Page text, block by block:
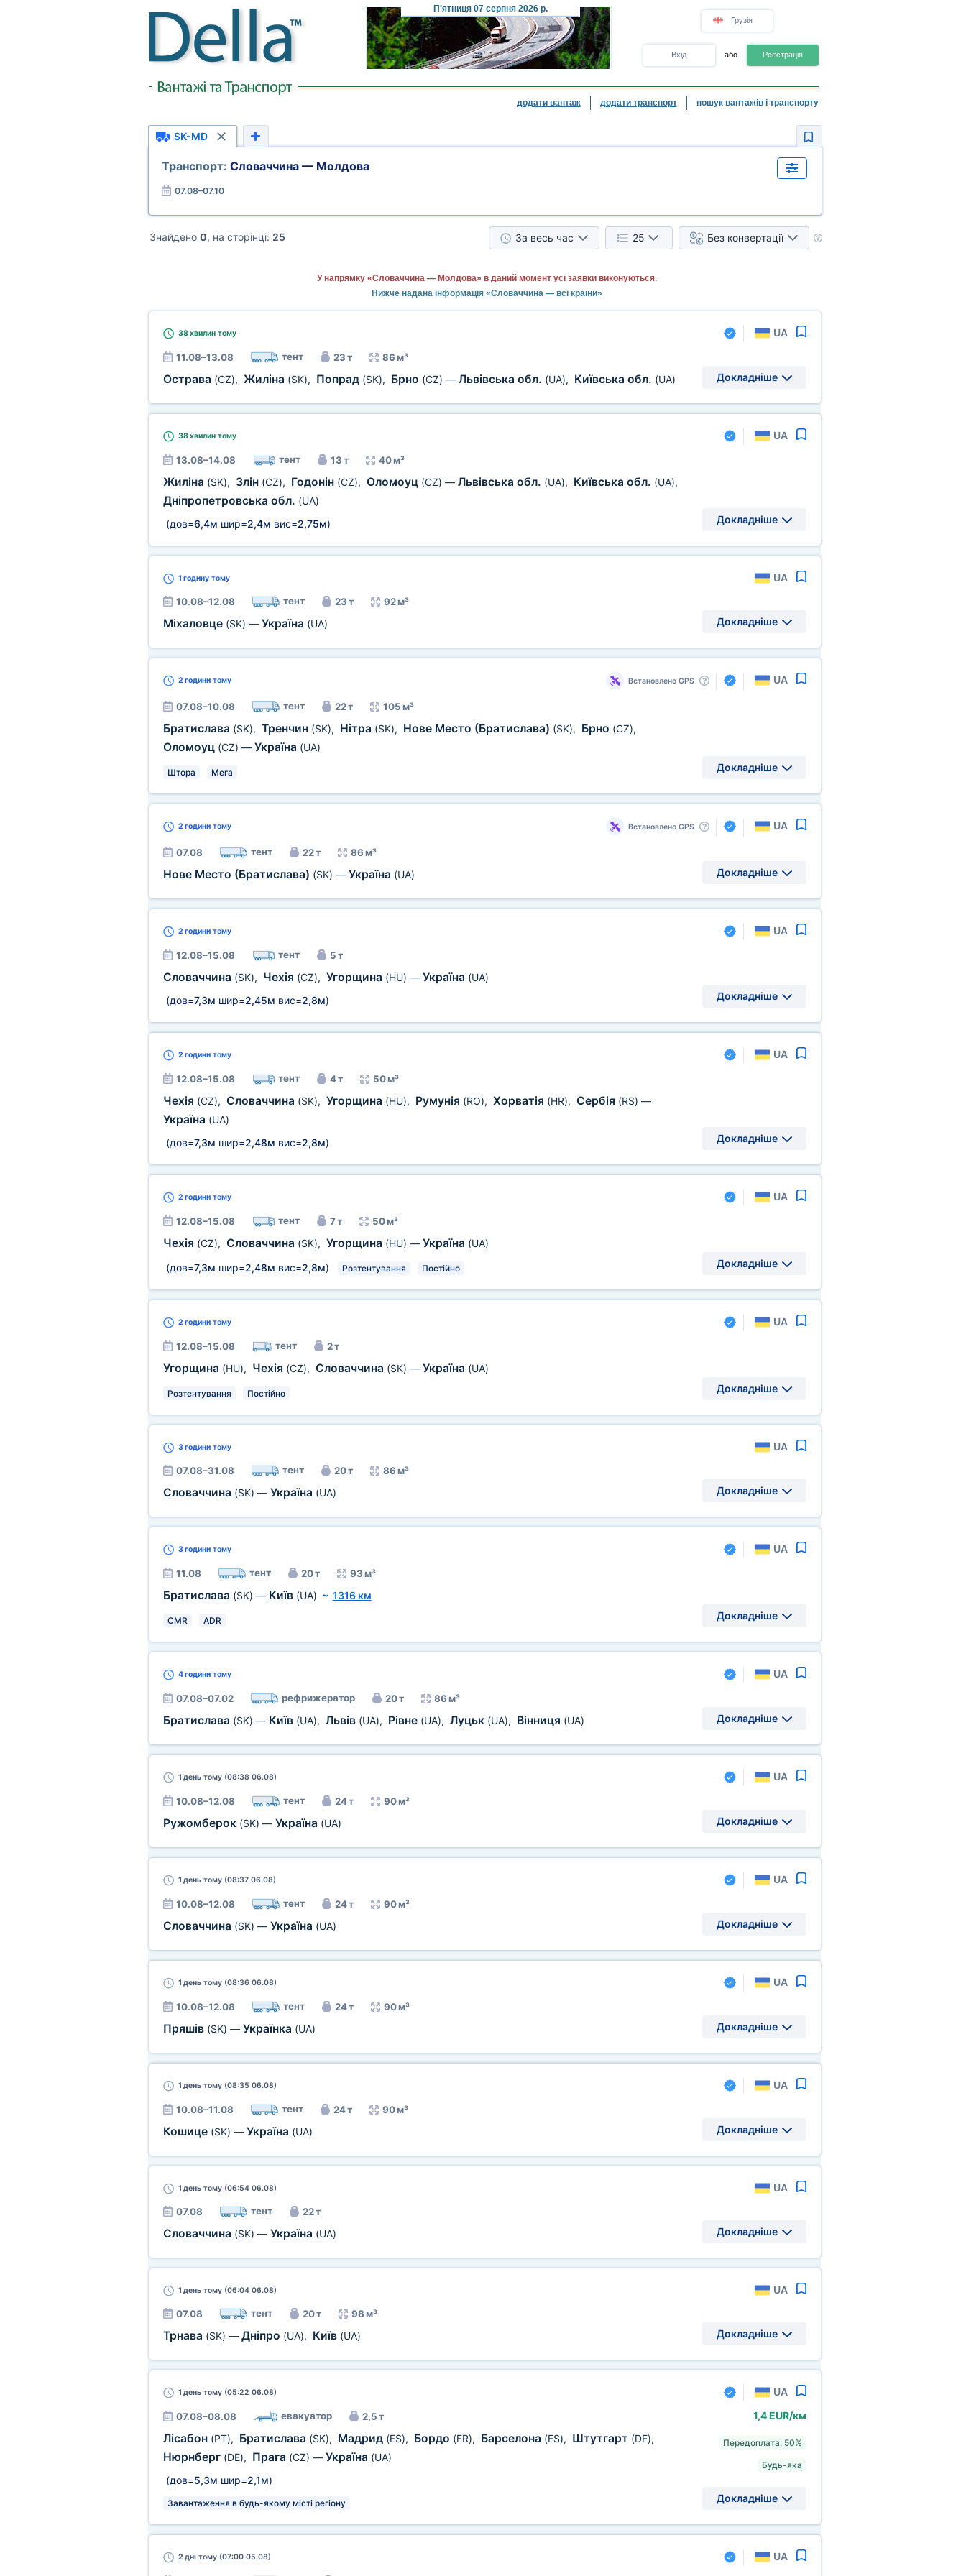
П'ятниця07 серпня 2026 р.
Грузія
Вхід або Реєстрація
додати вантаж додати транспорт пошук вантажів і транспорту
SK-MD
Транспорт: Словаччина — Молдова
07.08–07.10
Знайдено 0, на сторінці: 25 За весь час 25 Без конвертації
У напрямку «Словаччина — Молдова» в даний момент усі заявки виконуються.
Нижче надана інформація «Словаччина — всі країни»
38 хвилинтому UA
11.08–13.08 тент 23 т 86 м³
Острава (CZ), Жиліна (SK), Попрад (SK), Брно (CZ) — Львівська обл. (UA), Київська обл. (UA) Докладніше
38 хвилинтому UA
13.08–14.08 тент 13 т 40 м³
Жиліна (SK), Злін (CZ), Годонін (CZ), Оломоуц (CZ) — Львівська обл. (UA), Київська обл. (UA),
Дніпропетровська обл. (UA)
(дов=6,4м шир=2,4м вис=2,75м) Докладніше
1 годинутому UA
10.08–12.08 тент 23 т 92 м³
Міхаловце (SK) — Україна (UA) Докладніше
2 годинитому Встановлено GPS UA
07.08–10.08 тент 22 т 105 м³
Братислава (SK), Тренчин (SK), Нітра (SK), Нове Место (Братислава) (SK), Брно (CZ),
Оломоуц (CZ) — Україна (UA)
Штора Мега Докладніше
2 годинитому Встановлено GPS UA
07.08 тент 22 т 86 м³
Нове Место (Братислава) (SK) — Україна (UA) Докладніше
2 годинитому UA
12.08–15.08 тент 5 т
Словаччина (SK), Чехія (CZ), Угорщина (HU) — Україна (UA)
(дов=7,3м шир=2,45м вис=2,8м) Докладніше
2 годинитому UA
12.08–15.08 тент 4 т 50 м³
Чехія (CZ), Словаччина (SK), Угорщина (HU), Румунія (RO), Хорватія (HR), Сербія (RS) —
Україна (UA)
(дов=7,3м шир=2,48м вис=2,8м) Докладніше
2 годинитому UA
12.08–15.08 тент 7 т 50 м³
Чехія (CZ), Словаччина (SK), Угорщина (HU) — Україна (UA)
(дов=7,3м шир=2,48м вис=2,8м) Розтентування Постійно Докладніше
2 годинитому UA
12.08–15.08 тент 2 т
Угорщина (HU), Чехія (CZ), Словаччина (SK) — Україна (UA)
Розтентування Постійно Докладніше
3 годинитому UA
07.08–31.08 тент 20 т 86 м³
Словаччина (SK) — Україна (UA) Докладніше
3 годинитому UA
11.08 тент 20 т 93 м³
Братислава (SK) — Київ (UA) ~ 1316 км
CMR ADR Докладніше
4 годинитому UA
07.08–07.02 рефрижератор 20 т 86 м³
Братислава (SK) — Київ (UA), Львів (UA), Рівне (UA), Луцьк (UA), Вінниця (UA) Докладніше
1 деньтому (08:38 06.08) UA
10.08–12.08 тент 24 т 90 м³
Ружомберок (SK) — Україна (UA) Докладніше
1 деньтому (08:37 06.08) UA
10.08–12.08 тент 24 т 90 м³
Словаччина (SK) — Україна (UA) Докладніше
1 деньтому (08:36 06.08) UA
10.08–12.08 тент 24 т 90 м³
Пряшів (SK) — Українка (UA) Докладніше
1 деньтому (08:35 06.08) UA
10.08–11.08 тент 24 т 90 м³
Кошице (SK) — Україна (UA) Докладніше
1 деньтому (06:54 06.08) UA
07.08 тент 22 т
Словаччина (SK) — Україна (UA) Докладніше
1 деньтому (06:04 06.08) UA
07.08 тент 20 т 98 м³
Трнава (SK) — Дніпро (UA), Київ (UA) Докладніше
1 деньтому (05:22 06.08) UA
07.08–08.08 евакуатор 2,5 т
Лісабон (PT), Братислава (SK), Мадрид (ES), Бордо (FR), Барселона (ES), Штутгарт (DE),
Нюрнберг (DE), Прага (CZ) — Україна (UA)
(дов=5,3м шир=2,1м)
Завантаження в будь-якому місті регіону
1,4 EUR/км
Передоплата: 50%
Будь-яка
Докладніше
2 днітому (07:00 05.08) UA